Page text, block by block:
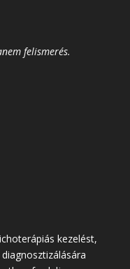
felismerés.
kezelést,